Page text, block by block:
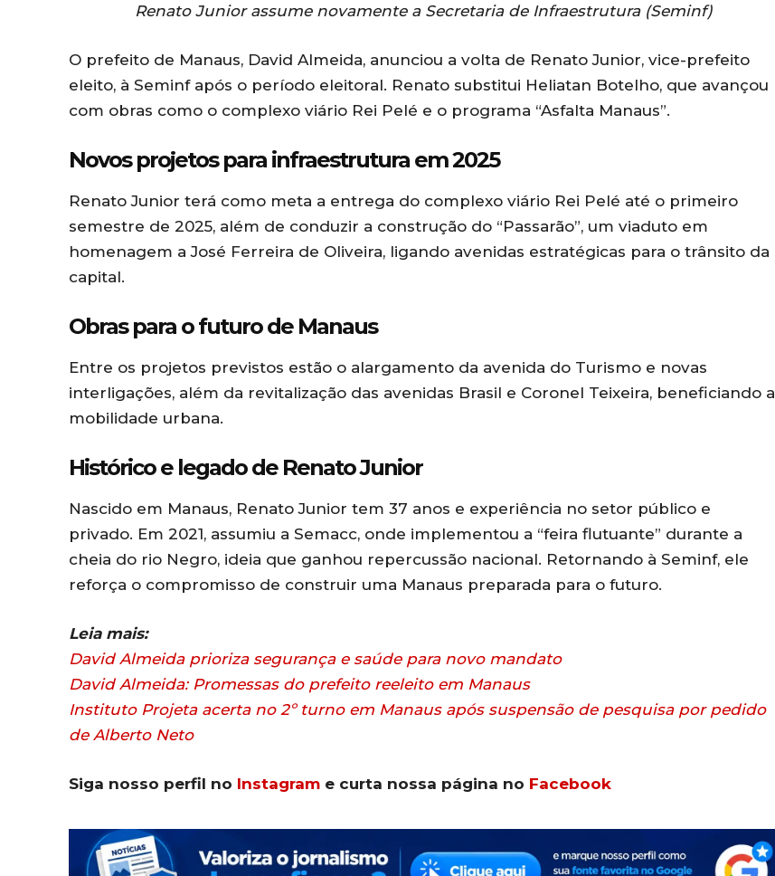
Renato Junior assume novamente a Secretaria de Infraestrutura (Seminf)
O prefeito de Manaus, David Almeida, anunciou a volta de Renato Junior, vice-prefeito
eleito, à Seminf após o período eleitoral. Renato substitui Heliatan Botelho, que avançou
com obras como o complexo viário Rei Pelé e o programa “Asfalta Manaus”.
Novos projetos para infraestrutura em 2025
Renato Junior terá como meta a entrega do complexo viário Rei Pelé até o primeiro
semestre de 2025, além de conduzir a construção do “Passarão”, um viaduto em
homenagem a José Ferreira de Oliveira, ligando avenidas estratégicas para o trânsito da
capital.
Obras para o futuro de Manaus
Entre os projetos previstos estão o alargamento da avenida do Turismo e novas
interligações, além da revitalização das avenidas Brasil e Coronel Teixeira, beneficiando a
mobilidade urbana.
Histórico e legado de Renato Junior
Nascido em Manaus, Renato Junior tem 37 anos e experiência no setor público e
privado. Em 2021, assumiu a Semacc, onde implementou a “feira flutuante” durante a
cheia do rio Negro, ideia que ganhou repercussão nacional. Retornando à Seminf, ele
reforça o compromisso de construir uma Manaus preparada para o futuro.
Leia mais:
David Almeida prioriza segurança e saúde para novo mandato
David Almeida: Promessas do prefeito reeleito em Manaus
Instituto Projeta acerta no 2º turno em Manaus após suspensão de pesquisa por pedido
de Alberto Neto
Siga nosso perfil no Instagram e curta nossa página no Facebook